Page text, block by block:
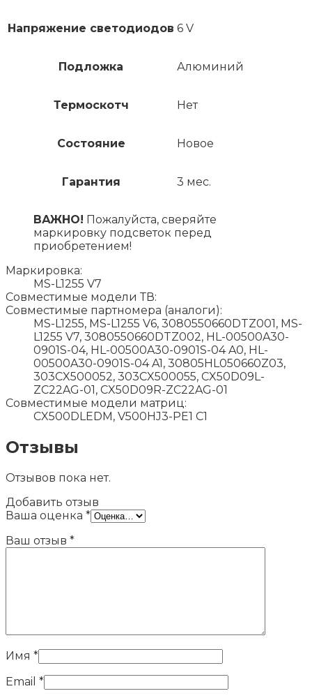
Напряжение светодиодов 6 V
Подложка Алюминий
Термоскотч Нет
Состояние Новое
Гарантия 3 мес.
ВАЖНО! Пожалуйста, сверяйте
маркировку подсветок перед
приобретением!
Маркировка:
MS-L1255 V7
Совместимые модели ТВ:
Совместимые партномера (аналоги):
MS-L1255, MS-L1255 V6, 3080550660DTZ001, MS-
L1255 V7, 3080550660DTZ002, HL-00500A30-
0901S-04, HL-00500A30-0901S-04 A0, HL-
00500A30-0901S-04 A1, 30805HL050660Z03,
303CX500052, 303CX500055, CX50D09L-
ZC22AG-01, CX50D09R-ZC22AG-01
Совместимые модели матриц:
CX500DLEDM, V500HJ3-PE1 C1
Отзывы
Отзывов пока нет.
Добавить отзыв
Ваша оценка *
Ваш отзыв *
Имя *
Email *